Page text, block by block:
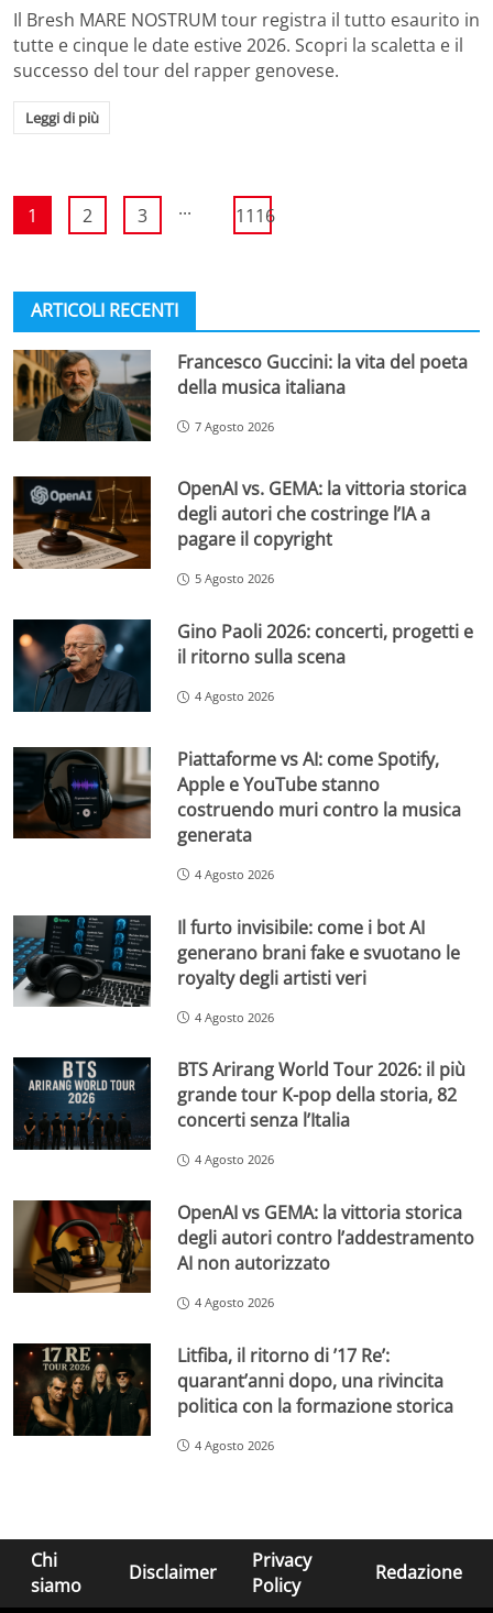
Il Bresh MARE NOSTRUM tour registra il tutto esaurito in
tutte e cinque le date estive 2026. Scopri la scaletta e il
successo del tour del rapper genovese.
Leggi di più
1 2 3 ... 1116
ARTICOLI RECENTI
Francesco Guccini: la vita del poeta
della musica italiana
7 Agosto 2026
OpenAI vs. GEMA: la vittoria storica
degli autori che costringe l’IA a
pagare il copyright
5 Agosto 2026
Gino Paoli 2026: concerti, progetti e
il ritorno sulla scena
4 Agosto 2026
Piattaforme vs AI: come Spotify,
Apple e YouTube stanno
costruendo muri contro la musica
generata
4 Agosto 2026
Il furto invisibile: come i bot AI
generano brani fake e svuotano le
royalty degli artisti veri
4 Agosto 2026
BTS Arirang World Tour 2026: il più
grande tour K-pop della storia, 82
concerti senza l’Italia
4 Agosto 2026
OpenAI vs GEMA: la vittoria storica
degli autori contro l’addestramento
AI non autorizzato
4 Agosto 2026
Litfiba, il ritorno di ’17 Re’:
quarant’anni dopo, una rivincita
politica con la formazione storica
4 Agosto 2026
Chi
siamo
Disclaimer
Privacy
Policy
Redazione